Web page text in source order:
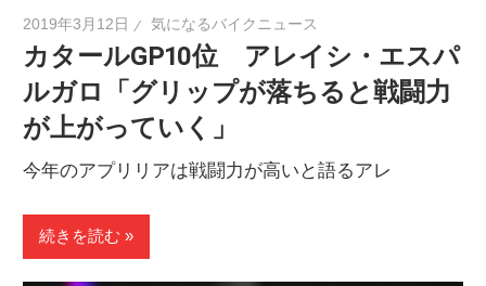
2019年3月12日 気になるバイクニュース
カタールGP10位 アレイシ・エスパ
ルガロ「グリップが落ちると戦闘力
が上がっていく」
今年のアプリリアは戦闘力が高いと語るアレ
続きを読む